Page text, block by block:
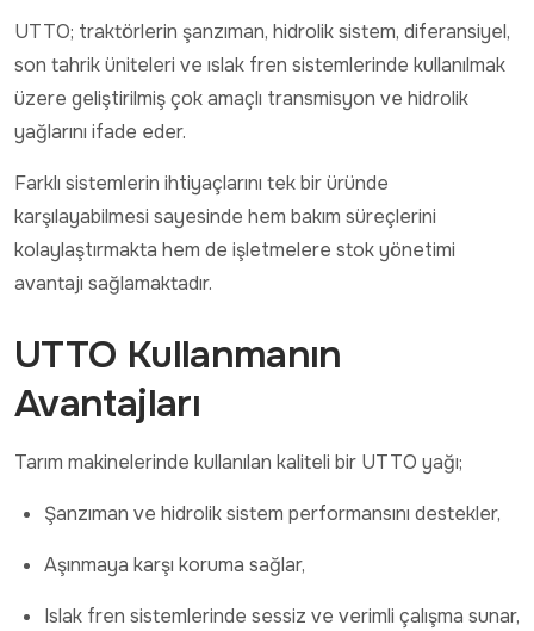
UTTO; traktörlerin şanzıman, hidrolik sistem, diferansiyel,
son tahrik üniteleri ve ıslak fren sistemlerinde kullanılmak
üzere geliştirilmiş çok amaçlı transmisyon ve hidrolik
yağlarını ifade eder.
Farklı sistemlerin ihtiyaçlarını tek bir üründe
karşılayabilmesi sayesinde hem bakım süreçlerini
kolaylaştırmakta hem de işletmelere stok yönetimi
avantajı sağlamaktadır.
UTTO Kullanmanın
Avantajları
Tarım makinelerinde kullanılan kaliteli bir UTTO yağı;
Şanzıman ve hidrolik sistem performansını destekler,
Aşınmaya karşı koruma sağlar,
Islak fren sistemlerinde sessiz ve verimli çalışma sunar,